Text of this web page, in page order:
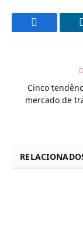
Cinco
mercado de